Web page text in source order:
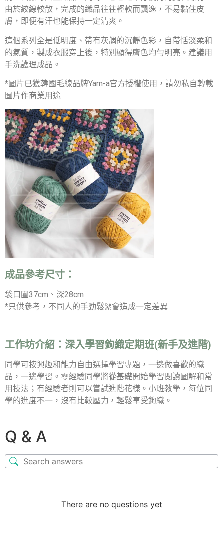
由於絞線較散，完成的織品往往輕軟而飄逸，不易黏住皮
膚，即便有汗也能保持一定清爽。
這個系列全是低明度、帶有灰調的沉靜色彩，自帶恬淡柔和
的氣質，製成衣服穿上後，特別顯得膚色均勻明亮。建議用
手洗護理成品。
*圖片已獲韓國毛線品牌Yarn-a官方授權使用，請勿私自轉載
圖片作商業用途
成品參考尺寸：
袋口圍37cm、深28cm
*只供參考，不同人的手勁鬆緊會造成一定差異
工作坊介紹： 深入學習鉤織定期班(新手及進階)
同學可按興趣和能力自由選擇學習專題，一邊做喜歡的織
品，一邊學習。零經驗同學將從基礎開始學習閱讀圖解和常
用技法；有經驗者則可以嘗試進階花樣。小班教學，每位同
學的進度不一，沒有比較壓力，輕鬆享受鉤織。
Q & A
There are no questions yet